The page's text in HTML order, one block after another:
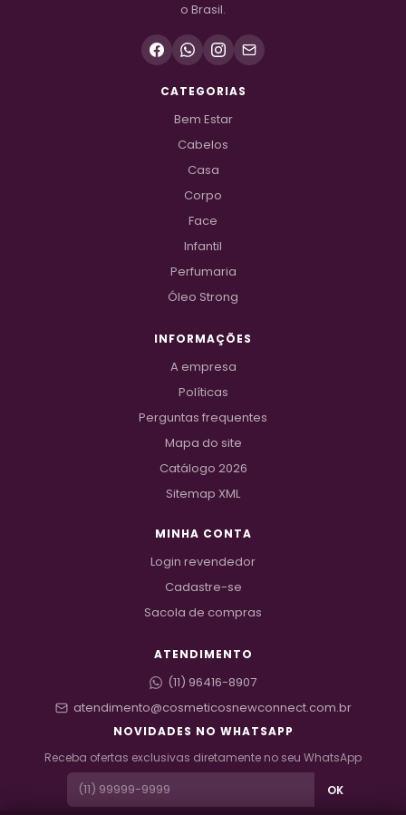
o Brasil.
CATEGORIAS
Bem Estar
Cabelos
Casa
Corpo
Face
Infantil
Perfumaria
Óleo Strong
INFORMAÇÕES
A empresa
Políticas
Perguntas frequentes
Mapa do site
Catálogo 2026
Sitemap XML
MINHA CONTA
Login revendedor
Cadastre-se
Sacola de compras
ATENDIMENTO
(11) 96416-8907
atendimento@cosmeticosnewconnect.com.br
NOVIDADES NO WHATSAPP
Receba ofertas exclusivas diretamente no seu WhatsApp
OK